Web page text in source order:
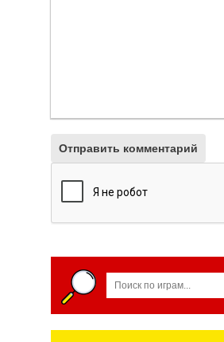
Отправить комментарий